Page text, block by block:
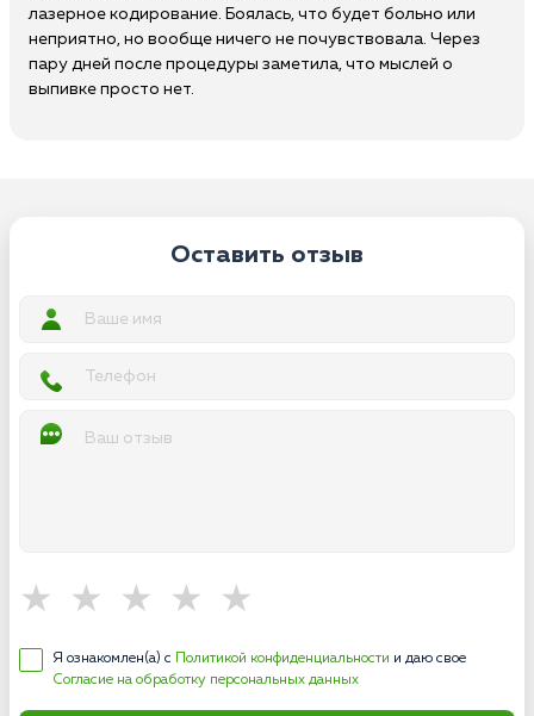
лазерное кодирование. Боялась, что будет больно или
неприятно, но вообще ничего не почувствовала. Через
пару дней после процедуры заметила, что мыслей о
выпивке просто нет.
Оставить отзыв
Я ознакомлен(а) с Политикой конфиденциальности и даю свое
Согласие на обработку персональных данных